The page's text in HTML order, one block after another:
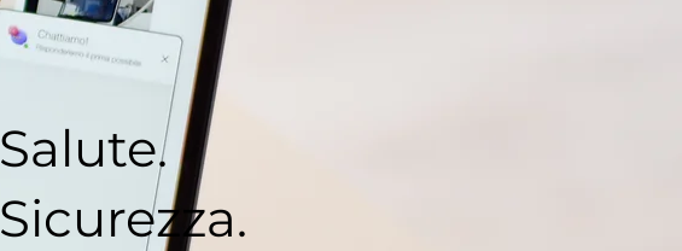
Salute.
Sicurezza.